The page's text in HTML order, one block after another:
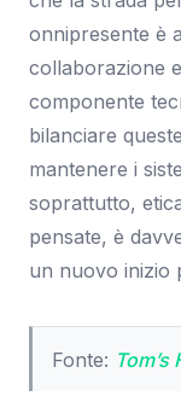
onnipresente è
collaborazione
componente
bilanciare
mantenere i
soprattutto,
pensate, è
un nuovo inizio
Fonte: